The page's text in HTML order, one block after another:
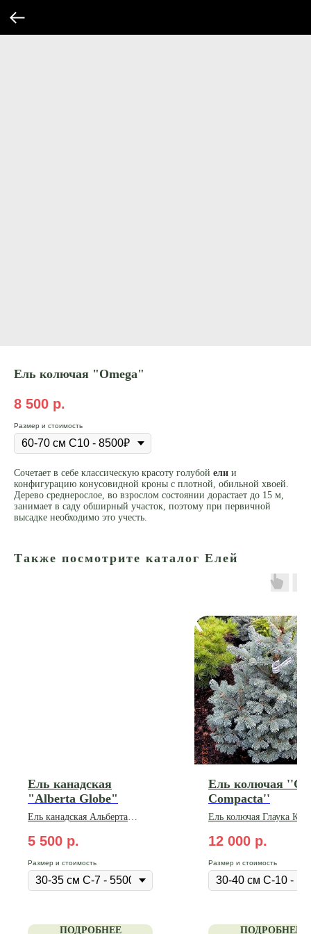
Ель колючая "Omega"
8 500 р.
Размер и стоимость
Сочетает в себе классическую красоту голубой ели и
конфигурацию конусовидной кроны с плотной, обильной хвоей.
Дерево среднерослое, во взрослом состоянии дорастает до 15 м,
занимает в саду обширный участок, поэтому при первичной
высадке необходимо это учесть.
Также посмотрите каталог Елей
Ель канадская
"Alberta Globe"
Ель канадская Альберта
5 500 р.
Размер и стоимость
ПОДРОБНЕЕ
Ель колючая
Compacta''
Ель колючая Глаука
12 000 р.
Размер и стоимость
ПОДРОБНЕЕ